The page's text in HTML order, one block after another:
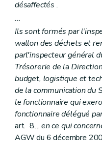
désaffectés .
...
Ils sont formés par
wallon des déchets et
parl'inspecteur général
Trésorerie de la
budget, logistique et
de la communication du
le fonctionnaire qui
fonctionnaire délégué
art. 8,, en ce qui
AGW du 6 décembre